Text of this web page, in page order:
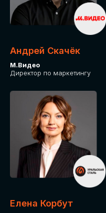
Андрей Скачёк
М.Видео
Директор по маркетингу
Елена Корбут